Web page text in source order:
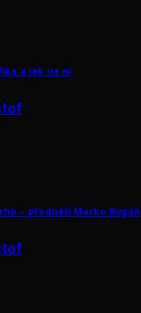
a jak na ni
– přednáší Marko Bugáň